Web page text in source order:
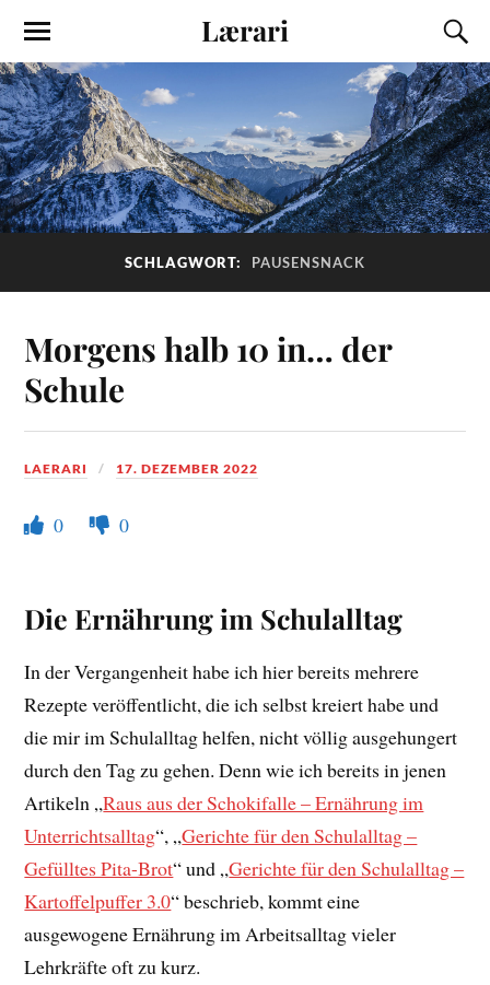
Lærari
SCHLAGWORT: PAUSENSNACK
Morgens halb 10 in… der
Schule
LAERARI 17. DEZEMBER 2022
0 0
Die Ernährung im Schulalltag
In der Vergangenheit habe ich hier bereits mehrere
Rezepte veröffentlicht, die ich selbst kreiert habe und
die mir im Schulalltag helfen, nicht völlig ausgehungert
durch den Tag zu gehen. Denn wie ich bereits in jenen
Artikeln „Raus aus der Schokifalle – Ernährung im
Unterrichtsalltag“, „Gerichte für den Schulalltag –
Gefülltes Pita-Brot“ und „Gerichte für den Schulalltag –
Kartoffelpuffer 3.0“ beschrieb, kommt eine
ausgewogene Ernährung im Arbeitsalltag vieler
Lehrkräfte oft zu kurz.